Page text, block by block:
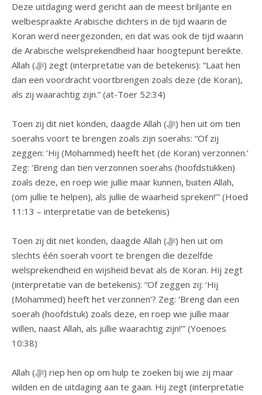
Deze uitdaging werd gericht aan de meest briljante en
welbespraakte Arabische dichters in de tijd waarin de
Koran werd neergezonden, en dat was ook de tijd waarin
de Arabische welsprekendheid haar hoogtepunt bereikte.
Allah (ﷻ) zegt (interpretatie van de betekenis): “Laat hen
dan een voordracht voortbrengen zoals deze (de Koran),
als zij waarachtig zijn.” (at-Toer 52:34)
Toen zij dit niet konden, daagde Allah (ﷻ) hen uit om tien
soerahs voort te brengen zoals zijn soerahs: “Of zij
zeggen: ‘Hij (Mohammed) heeft het (de Koran) verzonnen.’
Zeg: ‘Breng dan tien verzonnen soerahs (hoofdstukken)
zoals deze, en roep wie jullie maar kunnen, buiten Allah,
(om jullie te helpen), als jullie de waarheid spreken!’” (Hoed
11:13 – interpretatie van de betekenis)
Toen zij dit niet konden, daagde Allah (ﷻ) hen uit om
slechts één soerah voort te brengen die dezelfde
welsprekendheid en wijsheid bevat als de Koran. Hij zegt
(interpretatie van de betekenis): “Of zeggen zij: ‘Hij
(Mohammed) heeft het verzonnen’? Zeg: ‘Breng dan een
soerah (hoofdstuk) zoals deze, en roep wie jullie maar
willen, naast Allah, als jullie waarachtig zijn!’” (Yoenoes
10:38)
Allah (ﷻ) riep hen op om hulp te zoeken bij wie zij maar
wilden en de uitdaging aan te gaan. Hij zegt (interpretatie